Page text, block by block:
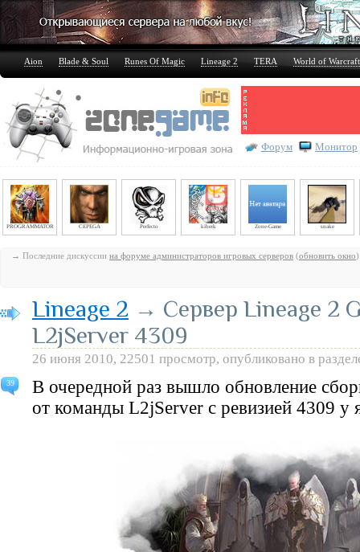
Aion Blade & Soul Runes Of Magic Lineage 2 TERA World of Warcraft
Форум Монитор
PROGRAMMATOR CEPEGA Perfecto kiberk Zone-Game snake
→ Последние дискуссии на форуме администраторов игровых серверов (обновить окно)
39
Lineage 2 → Сервер Lineage 2
L2jServer 4309
26 июня 2010, 22501 просмотр, опубликовано в
В очередной раз вышло обновление
от команды L2jServer с ревизией 4309 у